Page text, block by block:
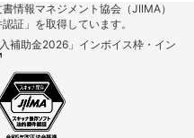
情報マネジメント協会（JIIMA）
証」を取得しています。
補助金2026」インボイス枠・イン